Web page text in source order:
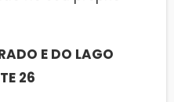
E DO LAGO
26